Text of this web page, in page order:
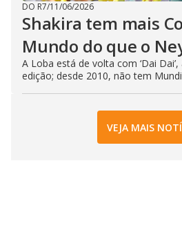
DO R7/11/06/2026
Shakira tem mais
Mundo do que o
A Loba está de volta com ‘Dai
edição; desde 2010, não tem
VEJA MAIS